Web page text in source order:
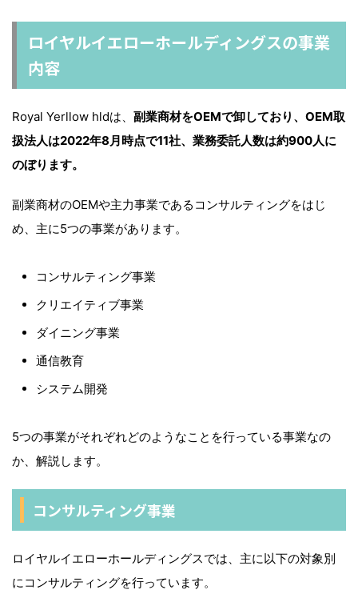
ロイヤルイエローホールディングスの事業
内容
Royal Yerllow hldは、 副業商材をOEMで卸しており、 OEM取
扱法人は2022年8月時点で11社、業務委託人数は約900人に
のぼります。
副業商材のOEMや主力事業であるコンサルティングをはじ
め、 主に5つの事業があります。
コンサルティング事業
クリエイティブ事業
ダイニング事業
通信教育
システム開発
5つの事業がそれぞれどのようなことを行っている事業なの
か、解説します。
コンサルティング事業
ロイヤルイエローホールディングスでは、主に以下の対象別
にコンサルティングを行っています。